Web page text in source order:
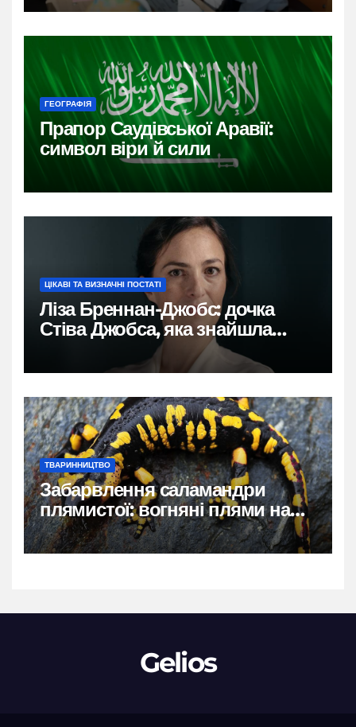
ГЕОГРАФІЯ
Прапор Саудівської Аравії:
символ віри й сили
ЦІКАВІ ТА ВИЗНАЧНІ ПОСТАТІ
Ліза Бреннан-Джобс: дочка
Стіва Джобса, яка знайшла
власний голос
ТВАРИННИЦТВО
Забарвлення саламандри
плямистої: вогняні плями на
чорному тлі
Gelios